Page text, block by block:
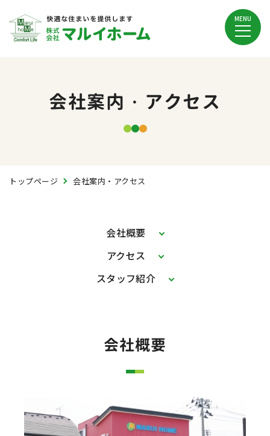
MENU
会社案内・アクセス
トップページ 会社案内・アクセス
会社概要
アクセス
スタッフ紹介
会社概要